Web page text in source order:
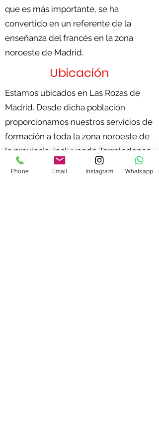
que es más importante, se ha
convertido en un referente de la
enseñanza del francés en la zona
noroeste de Madrid.
Ubicación
Estamos ubicados en Las Rozas de
Madrid. Desde dicha población
proporcionamos nuestros servicios de
formación a toda la zona noroeste de
la provincia, incluyendo Torrelodones,
Collado Villalba, Galapagar,
Phone Email Instagram Whatsapp